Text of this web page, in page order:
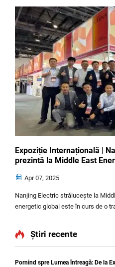
dimineața zilei de 28 septembrie
de la...
Expoziție Internațională |
prezintă la Middle East
Apr 07, 2025
Nanjing Electric strălucește la
energetic global este în curs de o
climatice și ale progresului
Știri recente
Pornind spre Lumea întreagă: De la